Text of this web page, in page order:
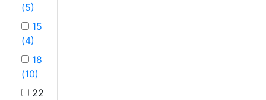
(5)
15
(4)
18
(10)
22